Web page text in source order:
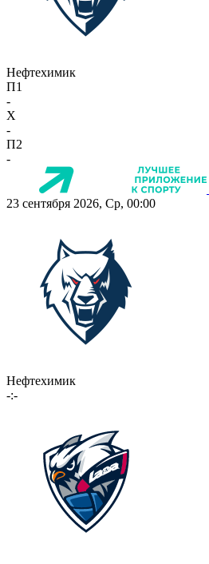
Нефтехимик
П1
-
X
-
П2
-
23 сентября 2026, Ср, 00:00
Нефтехимик
-:-